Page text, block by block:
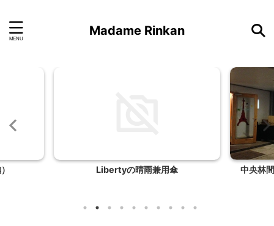
Madame Rinkan
中央林間ちょい呑みフェスティバル
リゾー